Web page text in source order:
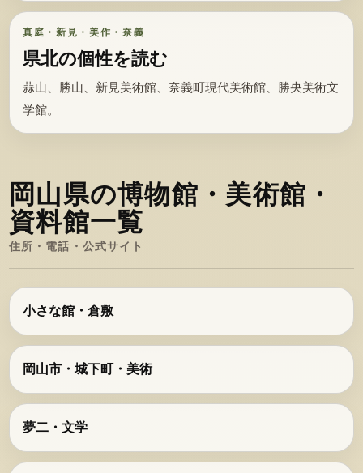
真庭・新見・美作・奈義
県北の個性を読む
蒜山、勝山、新見美術館、奈義町現代美術館、勝央美術文
学館。
岡山県の博物館・美術館・
資料館一覧
住所・電話・公式サイト
小さな館・倉敷
岡山市・城下町・美術
夢二・文学